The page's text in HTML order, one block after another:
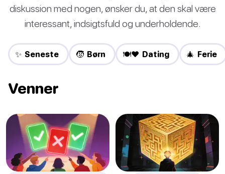
diskussion med nogen, ønsker du, at den skal være
interessant, indsigtsfuld og underholdende.
✨ Seneste 🧒 Børn 🍽️❤️ Dating 🎄 Ferie
Venner